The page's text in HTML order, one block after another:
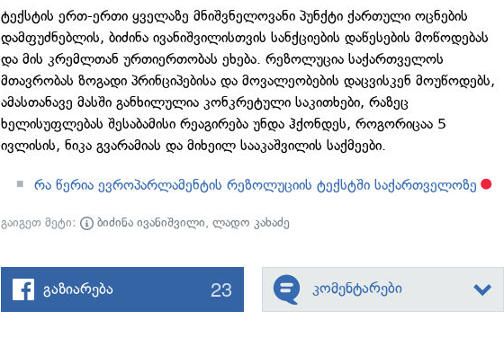
ტექსტის ერთ-ერთი ყველაზე მნიშვნელოვანი პუნქტი ქართული ოცნების
დამფუძნებლის, ბიძინა ივანიშვილისთვის სანქციების დაწესების მოწოდებას
და მის კრემლთან ურთიერთობას ეხება. რეზოლუცია საქართველოს
მთავრობას ზოგადი პრინციპებისა და მოვალეობების დაცვისკენ მოუწოდებს,
ამასთანავე მასში განხილულია კონკრეტული საკითხები, რაზეც
ხელისუფლებას შესაბამისი რეაგირება უნდა ჰქონდეს, როგორიცაა 5
ივლისის, ნიკა გვარამიას და მიხეილ სააკაშვილის საქმეები.
რა წერია ევროპარლამენტის რეზოლუციის ტექსტში საქართველოზე
გაიგეთ მეტი: ბიძინა ივანიშვილი,ლადო კახაძე
გაზიარება 23 კომენტარები